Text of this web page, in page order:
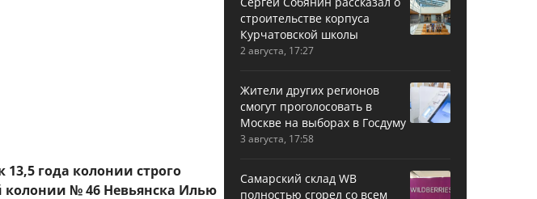
13,5 года колонии строго
колонии № 46 Невьянска Илью
строительстве корпуса
Курчатовской школы
2 августа, 17:27
Жители других регионов
смогут проголосовать в
Москве на выборах в Госдуму
3 августа, 17:58
Самарский склад WB
полностью сгорел со всем